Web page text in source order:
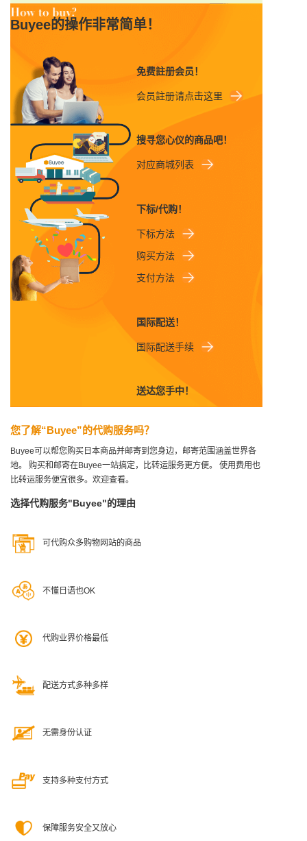
Buyee的操作非常简单！
免费註册会员！
会员註册请点击这里
搜寻您心仪的商品吧！
对应商城列表
下标/代购！
下标方法
购买方法
支付方法
国际配送！
国际配送手续
送达您手中！
您了解“Buyee”的代购服务吗？
Buyee可以帮您购买日本商品并邮寄到您身边，邮寄范围涵盖世界各
地。 购买和邮寄在Buyee一站搞定，比转运服务更方便。 使用费用也
比转运服务便宜很多。欢迎查看。
选择代购服务"Buyee"的理由
可代购众多购物网站的商品
不懂日语也OK
代购业界价格最低
配送方式多种多样
无需身份认证
支持多种支付方式
保障服务安全又放心